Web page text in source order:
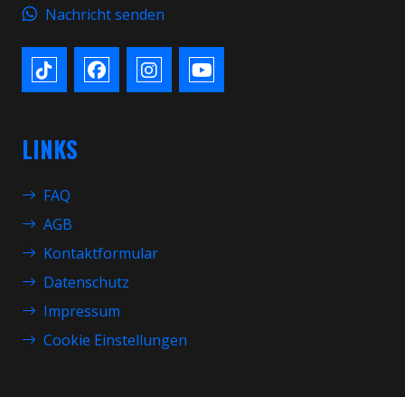
Nachricht senden
LINKS
FAQ
AGB
Kontaktformular
Datenschutz
Impressum
Cookie Einstellungen